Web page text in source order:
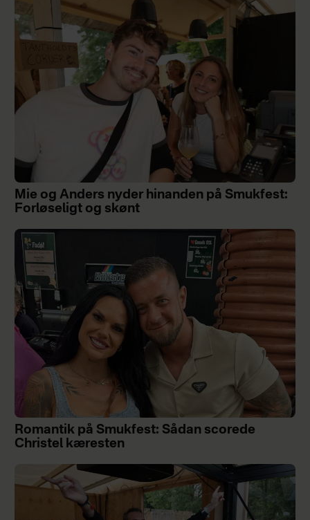
Mie og Anders nyder hinanden på Smukfest:
Forløseligt og skønt
Romantik på Smukfest: Sådan scorede
Christel kæresten